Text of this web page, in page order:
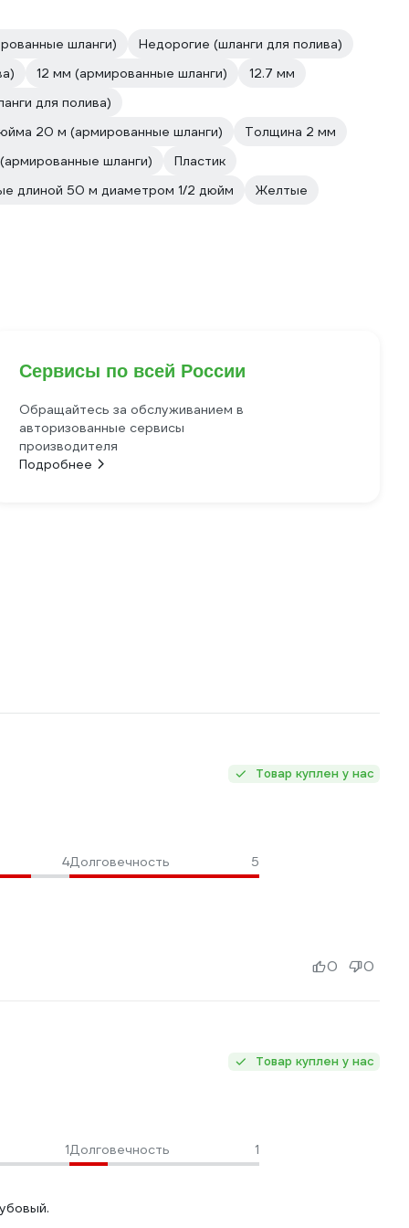
шланги)
Недорогие (шланги для полива)
12 мм (армированные шланги)
12.7 мм
для полива)
20 м (армированные шланги)
Толщина 2 мм
шланги)
Пластик
длиной 50 м диаметром 1/2 дюйм
Желтые
Сервисы по всей России
Обращайтесь за обслуживанием в
авторизованные сервисы
производителя
Подробнее
Товар куплен у нас
4Долговечность 5
0 0
Товар куплен у нас
1Долговечность 1